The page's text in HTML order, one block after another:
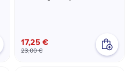
17,25 €
23,00 €